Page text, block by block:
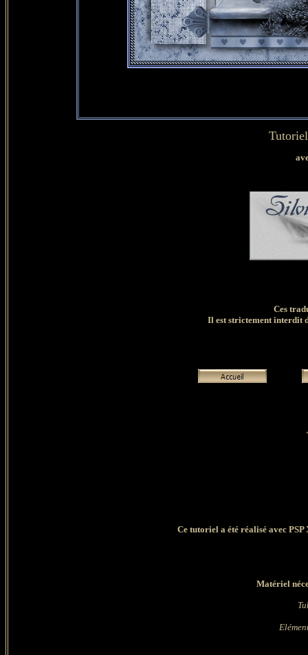
Ces
Il est strictement interdit
Ce tutoriel a été réalisé avec
Matériel